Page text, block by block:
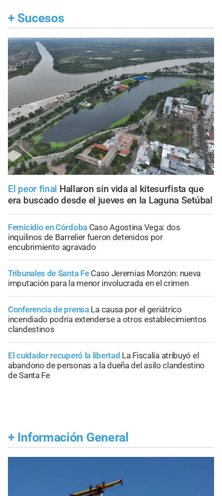
+ Sucesos
El peor final Hallaron sin vida al kitesurfista que
era buscado desde el jueves en la Laguna Setúbal
Femicidio en Córdoba Caso Agostina Vega: dos
inquilinos de Barrelier fueron detenidos por
encubrimiento agravado
Tribunales de Santa Fe Caso Jeremías Monzón: nueva
imputación para la menor involucrada en el crimen
Conferencia de prensa La causa por el geriátrico
incendiado podría extenderse a otros establecimientos
clandestinos
El cuidador recuperó la libertad La Fiscalía atribuyó el
abandono de personas a la dueña del asilo clandestino
de Santa Fe
+ Información General